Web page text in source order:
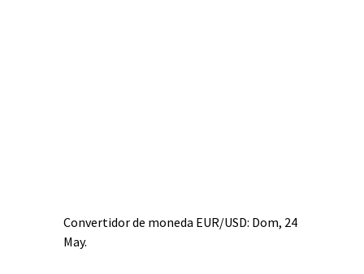
Convertidor de moneda EUR/USD: Dom, 24
May.